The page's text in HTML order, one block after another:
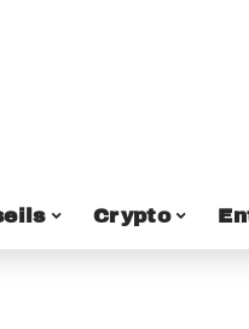
Crypto